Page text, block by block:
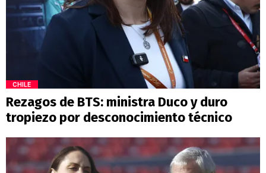
CHILE
Rezagos de BTS: ministra Duco y duro
tropiezo por desconocimiento técnico